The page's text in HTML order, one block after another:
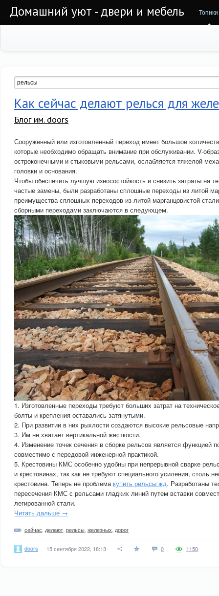
Домашний уют - двери и мебель Топики
Как сейчас делают релься для
Блог им. doors
Сооруженный или изготовленный переход имеет большое
которые необходимо обращать внимание при обслуживании. V-
остроконечными и стыковыми рельсами, ослабляется тяжелой
головки и основания.
Чтобы обеспечить лучшую износостойкость и снизить затраты на
частые замены, были разработаны сплошные переходы из литой
преимущества сплошных переходов из литой марганцовистой
сборными переходами заключаются в следующем.
1. Изготовленные переходы требуют больших затрат на
болты и крепления оставались затянутыми.
2. При развитии в них рыхлости создаются высокие рельсовые
3. Им не хватает вертикальной жесткости.
4. Изменение точек сечения в сборке рельсов является функцией
совместимо с передовой инженерной практикой.
5. Крестовины КМС особенно удобны при непрерывной сварке
и крестовинах, так как не требуют специального усиления, столь
крестовина. Теперь не проблемакупить рельсы жд. Разработаны
пересечения КМС с рельсами гладких линий путем вставки
легированной стали.
Читать дальше →
сейчас делают рельсы железных дорог
doors 15 сентября 2022, 18:13 0 1150